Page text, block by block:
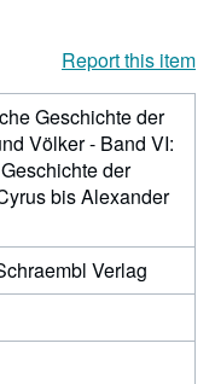
Report this item
Geschichte der
Völker - Band VI:
der
bis Alexander
Verlag